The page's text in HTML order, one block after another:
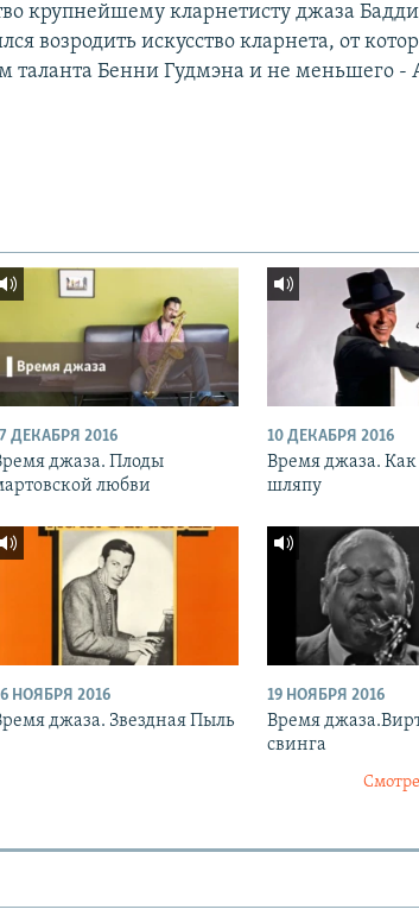
крупнейшему кларнетисту джаза
возродить искусство кларнета, от
таланта Бенни Гудмэна и не меньшего -
ДЕКАБРЯ 2016
джаза. Плоды
любви
10 ДЕКАБРЯ 2016
Время джаза.
шляпу
НОЯБРЯ 2016
джаза. Звездная Пыль
19 НОЯБРЯ 2016
Время
свинга